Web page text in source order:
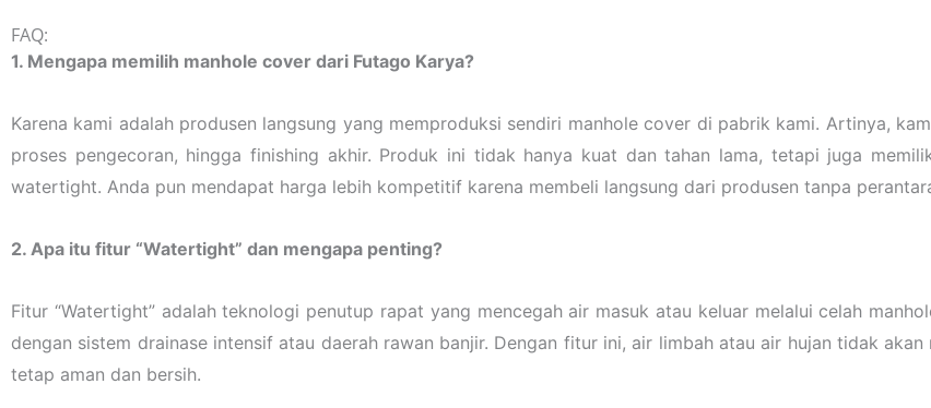
FAQ:
1. Mengapa memilih manhole cover dari Futago Karya?
Karena kami adalah produsen langsung yang memproduksi sendiri manhole cover di pabrik kami. Artinya,
proses pengecoran, hingga finishing akhir. Produk ini tidak hanya kuat dan tahan lama, tetapi juga
watertight. Anda pun mendapat harga lebih kompetitif karena membeli langsung dari produsen tanpa
2. Apa itu fitur “Watertight” dan mengapa penting?
Fitur “Watertight” adalah teknologi penutup rapat yang mencegah air masuk atau keluar melalui celah
dengan sistem drainase intensif atau daerah rawan banjir. Dengan fitur ini, air limbah atau air hujan tidak
tetap aman dan bersih.